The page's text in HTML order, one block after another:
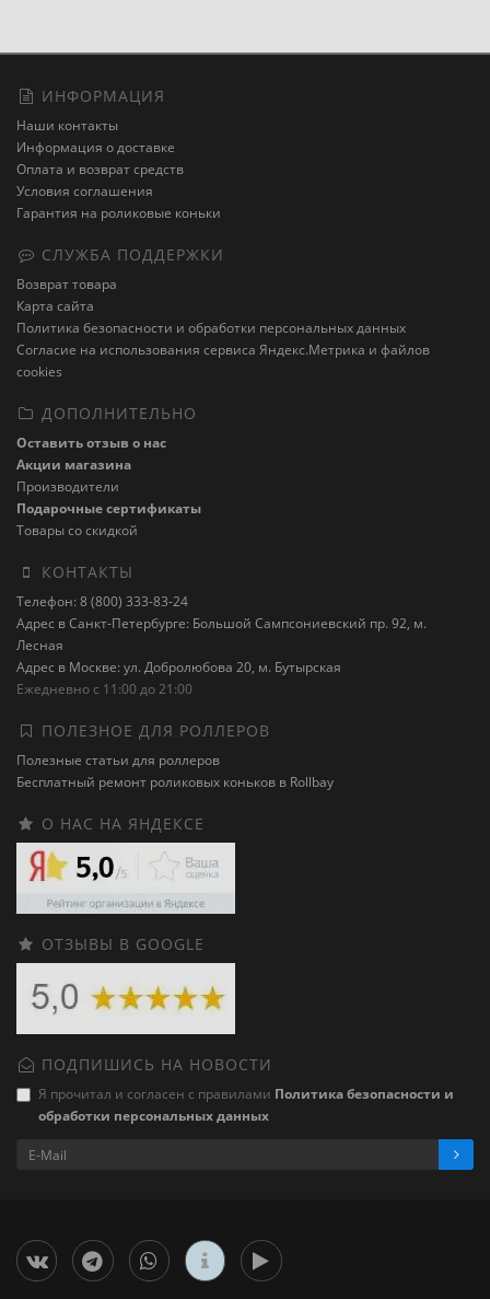
ИНФОРМАЦИЯ
Наши контакты
Информация о доставке
Оплата и возврат средств
Условия соглашения
Гарантия на роликовые коньки
СЛУЖБА ПОДДЕРЖКИ
Возврат товара
Карта сайта
Политика безопасности и обработки персональных данных
Cогласие на использования сервиса Яндекс.Метрика и файлов
cookies
ДОПОЛНИТЕЛЬНО
Оставить отзыв о нас
Акции магазина
Производители
Подарочные сертификаты
Товары со скидкой
КОНТАКТЫ
Телефон: 8 (800) 333-83-24
Адрес в Санкт-Петербурге: Большой Сампсониевский пр. 92, м.
Лесная
Адрес в Москве: ул. Добролюбова 20, м. Бутырская
Ежедневно с 11:00 до 21:00
ПОЛЕЗНОЕ ДЛЯ РОЛЛЕРОВ
Полезные статьи для роллеров
Бесплатный ремонт роликовых коньков в Rollbay
О НАС НА ЯНДЕКСЕ
ОТЗЫВЫ В GOOGLE
ПОДПИШИСЬ НА НОВОСТИ
Я прочитал и согласен с правилами Политика безопасности и
обработки персональных данных